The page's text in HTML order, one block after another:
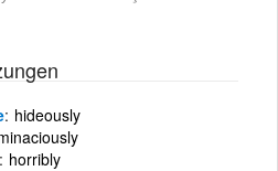
hideously
horribly